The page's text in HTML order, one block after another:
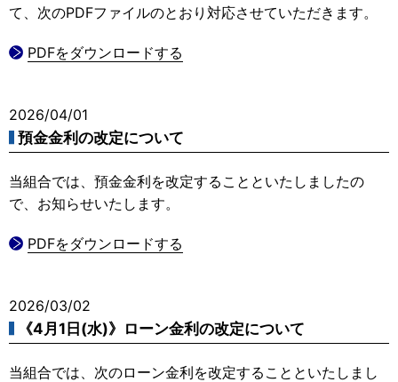
て、次のPDFファイルのとおり対応させていただきます。
PDFをダウンロードする
2026/04/01
預金金利の改定について
当組合では、預金金利を改定することといたしましたの
で、お知らせいたします。
PDFをダウンロードする
2026/03/02
《4月1日(水)》ローン金利の改定について
当組合では、次のローン金利を改定することといたしまし